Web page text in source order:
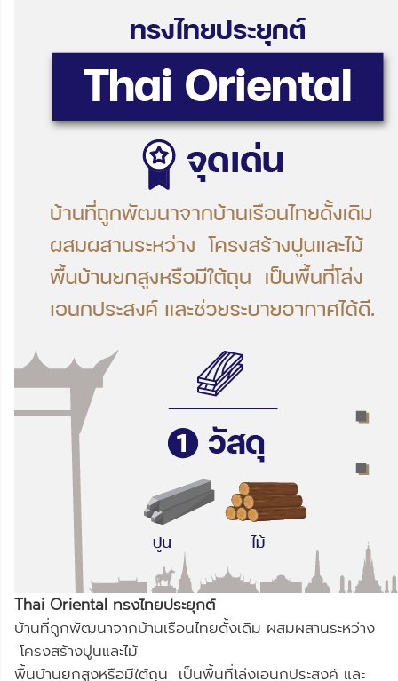
Thai Oriental ทรงไทยประยุกต์
บ้านที่ถูกพัฒนาจากบ้านเรือนไทยดั้งเดิม ผสมผสานระหว่าง
โครงสร้างปูนและไม้
พื้นบ้านยกสูงหรือมีใต้ถุน เป็นพื้นที่โล่งเอนกประสงค์ และ